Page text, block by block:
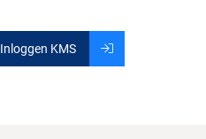
Inloggen KMS